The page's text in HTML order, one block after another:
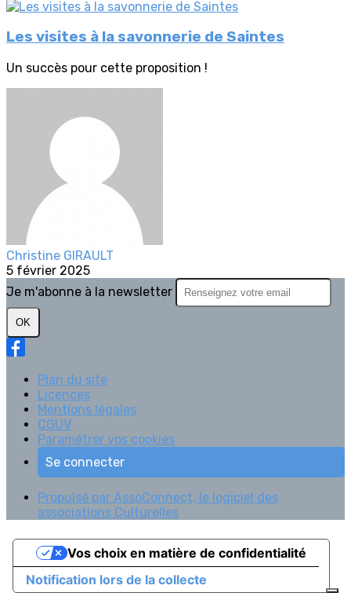
Les visites à la savonnerie de Saintes
Un succès pour cette proposition !
Christine GIRAULT
5 février 2025
Je m'abonne à la newsletter
OK
Plan du site
Licences
Mentions légales
CGUV
Paramétrer vos cookies
Se connecter
Propulsé par AssoConnect, le logiciel des
associations Culturelles
Notification lors de la collecte
Vos choix en matière de confidentialité